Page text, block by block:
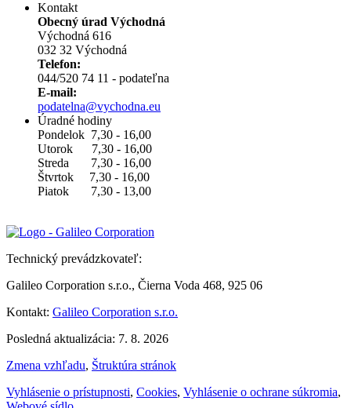
Kontakt
Obecný úrad Východná
Východná 616
032 32 Východná
Telefon:
044/520 74 11 - podateľna
E-mail:
podatelna@vychodna.eu
Úradné hodiny
Pondelok 7,30 - 16,00
Utorok 7,30 - 16,00
Streda 7,30 - 16,00
Štvrtok 7,30 - 16,00
Piatok 7,30 - 13,00
Technický prevádzkovateľ:
Galileo Corporation s.r.o., Čierna Voda 468, 925 06
Kontakt: Galileo Corporation s.r.o.
Posledná aktualizácia: 7. 8. 2026
Zmena vzhľadu, Štruktúra stránok
Vyhlásenie o prístupnosti, Cookies, Vyhlásenie o ochrane súkromia,